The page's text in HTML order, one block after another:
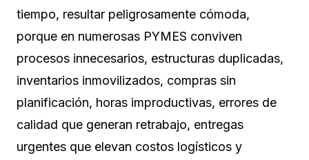
tiempo, resultar peligrosamente cómoda,
porque en numerosas PYMES conviven
procesos innecesarios, estructuras duplicadas,
inventarios inmovilizados, compras sin
planificación, horas improductivas, errores de
calidad que generan retrabajo, entregas
urgentes que elevan costos logísticos y